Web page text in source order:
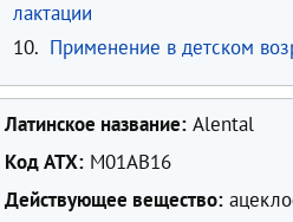
лактации
10. Применение в детском
Латинское название: Alental
Код ATX: М01АВ16
Действующее вещество: